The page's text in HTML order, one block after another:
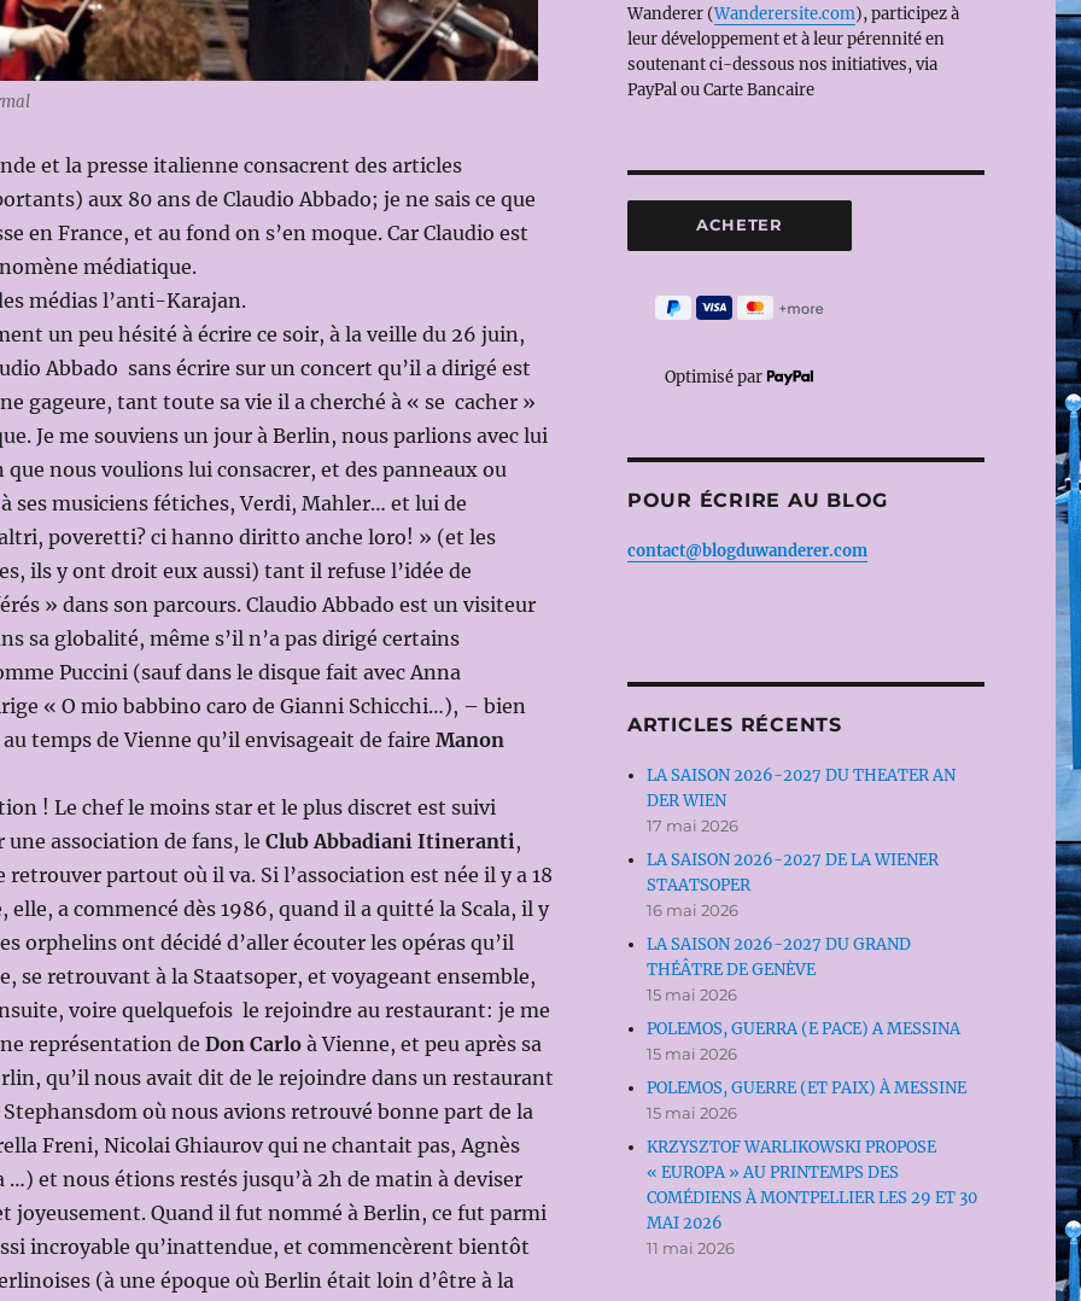
et la presse italienne consacrent des articles
aux 80 ans de Claudio Abbado; je ne sais ce que
en France, et au fond on s’en moque. Car Claudio est
médiatique.
médias l’anti-Karajan.
un peu hésité à écrire ce soir, à la veille du 26 juin,
Abbado sans écrire sur un concert qu’il a dirigé est
gageure, tant toute sa vie il a cherché à « se cacher »
Je me souviens un jour à Berlin, nous parlions avec lui
que nous voulions lui consacrer, et des panneaux ou
à ses musiciens fétiches, Verdi, Mahler… et lui de
poveretti? ci hanno diritto anche loro! » (et les
ils y ont droit eux aussi) tant il refuse l’idée de
» dans son parcours. Claudio Abbado est un visiteur
sa globalité, même s’il n’a pas dirigé certains
Puccini (sauf dans le disque fait avec Anna
« O mio babbino caro de Gianni Schicchi…), – bien
temps de Vienne qu’il envisageait de faire Manon
! Le chef le moins star et le plus discret est suivi
une association de fans, le Club Abbadiani Itineranti,
retrouver partout où il va. Si l’association est née il y a 18
elle, a commencé dès 1986, quand il a quitté la Scala, il y
orphelins ont décidé d’aller écouter les opéras qu’il
se retrouvant à la Staatsoper, et voyageant ensemble,
voire quelquefois le rejoindre au restaurant: je me
représentation de Don Carloà Vienne, et peu après sa
qu’il nous avait dit de le rejoindre dans un restaurant
où nous avions retrouvé bonne part de la
Freni, Nicolai Ghiaurov qui ne chantait pas, Agnès
…) et nous étions restés jusqu’à 2h de matin à deviser
joyeusement. Quand il fut nommé à Berlin, ce fut parmi
incroyable qu’inattendue, et commencèrent bientôt
(à une époque où Berlin était loin d’être à la
Wanderer (Wanderersite.com), participez à
leur développement et à leur pérennité en
soutenant ci-dessous nos initiatives, via
PayPal ou Carte Bancaire
Optimisé par
POUR ÉCRIRE AU BLOG
contact@blogduwanderer.com
ARTICLES RÉCENTS
LA SAISON 2026-2027 DU THEATER AN
DER WIEN
17 mai 2026
LA SAISON 2026-2027 DE LA WIENER
STAATSOPER
16 mai 2026
LA SAISON 2026-2027 DU GRAND
THÉÂTRE DE GENÈVE
15 mai 2026
POLEMOS, GUERRA (E PACE) A MESSINA
15 mai 2026
POLEMOS, GUERRE (ET PAIX) À MESSINE
15 mai 2026
KRZYSZTOF WARLIKOWSKI PROPOSE
« EUROPA » AU PRINTEMPS DES
COMÉDIENS À MONTPELLIER LES 29 ET 30
MAI 2026
11 mai 2026